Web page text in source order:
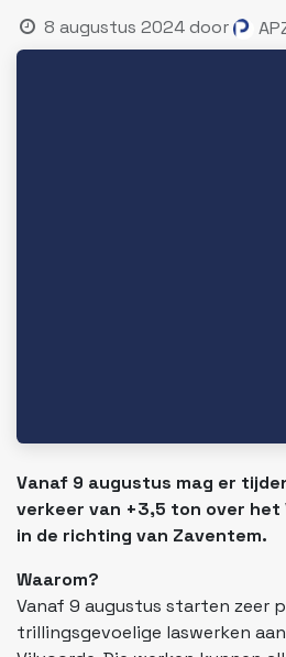
8 augustus 2024 door
Vanaf 9 augustus mag er
verkeer van +3,5 ton over het
in de richting van Zaventem.
Waarom?
Vanaf 9 augustus starten zeer
trillingsgevoelige laswerken